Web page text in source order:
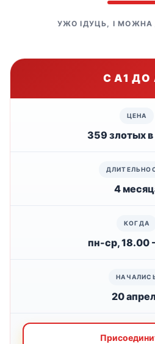
УЖО ІДУЦЬ, І
С A1 ДО
359 злотых
4
пн-ср, 18.00
20